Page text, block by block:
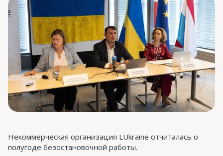
Некоммерческая организация LUkraine отчиталась о
полугоде безостановочной работы.